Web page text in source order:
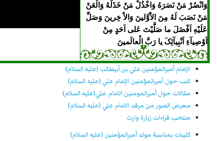
وَانْصُرْ مَنْ نَصَرَهُ وَاخْذُلْ مَنْ خَذَلَهُ وَالْعَنْ
مَنْ نَصَبَ لَهُ مِنَ الاَْوَّلینَ وَالاْ خِرینَ وَصَلِّ
عَلَیْهِ اَفْضَلَ ما صَلَّیْتَ عَلى اَحَدٍ مِنْ
اَوْصِیآءِ اَنْبِیآئِکَ یا رَبَّ الْعالَمینَ
الإمام أميرالمؤمنين علي بن أبيطالب (عليه السلام)
کتب حول أميرالمؤمنين الإمام علي (عليه السلام)
مقالات حول أميرالمومنين الامام علي(عليه السلام)
معرض الصور من مرقد الامام علي (عليه السلام)
منتخب قراءات زيارة وارث
كليبات بمناسبة مولد أميرالمؤمنين (عليه السلام)